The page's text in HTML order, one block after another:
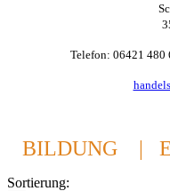
Telefon: 06421
BILDUNG |
Sortierung: